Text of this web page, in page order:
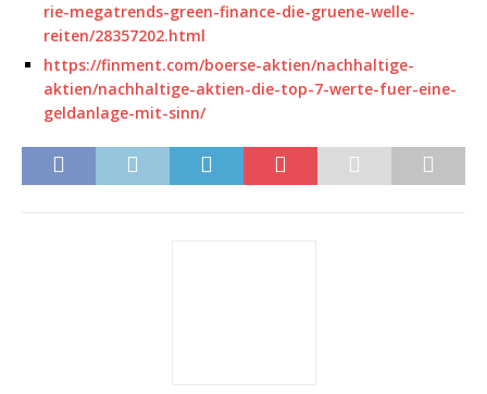
rie-megatrends-green-finance-die-gruene-welle-
reiten/28357202.html
https://finment.com/boerse-aktien/nachhaltige-
aktien/nachhaltige-aktien-die-top-7-werte-fuer-eine-
geldanlage-mit-sinn/